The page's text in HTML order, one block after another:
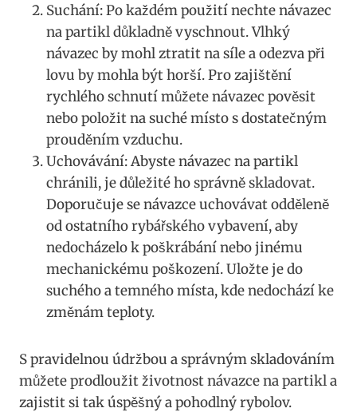
Suchání: Po každém použití nechte návazec
na‌ partikl důkladně vyschnout. Vlhký
návazec by ‌mohl ztratit na síle a odezva při
lovu ⁤by mohla být horší. Pro ​zajištění
rychlého schnutí můžete návazec⁣ pověsit
nebo položit na suché místo s dostatečným
prouděním vzduchu.
Uchovávání: Abyste návazec na partikl
chránili, je důležité ho správně skladovat.
Doporučuje se⁢ návazce⁣ uchovávat odděleně
od ostatního rybářského vybavení, aby
nedocházelo k ⁣poškrábání nebo jinému
mechanickému poškození. Uložte je do
suchého a temného místa, kde nedochází ​ke
⁣změnám teploty.
S pravidelnou údržbou a správným skladováním
můžete prodloužit životnost návazce na partikl a
zajistit si tak úspěšný a pohodlný rybolov.